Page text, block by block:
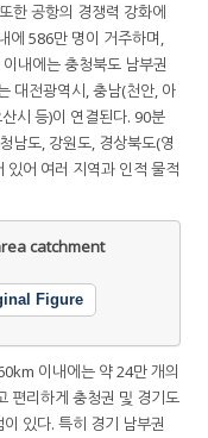
한 공항의 경쟁력 강화에
에 586만 명이 거주하며,
내에는 충청북도 남부권
대전광역시, 충남(천안, 아
시 등)이 연결된다. 90분
남도, 강원도, 경상북도(영
있어 여러 지역과 인적 물적
catchment
Figure
이내에는 약 24만 개의
편리하게 충청권 및 경기도
있다. 특히 경기 남부권